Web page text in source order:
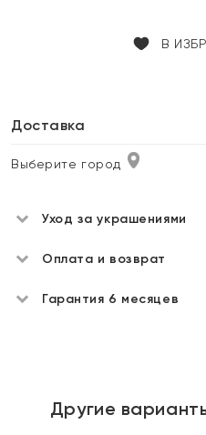
В
Доставка
Выберите город
Уход за украшениями
Оплата и возврат
Гарантия 6 месяцев
Другие